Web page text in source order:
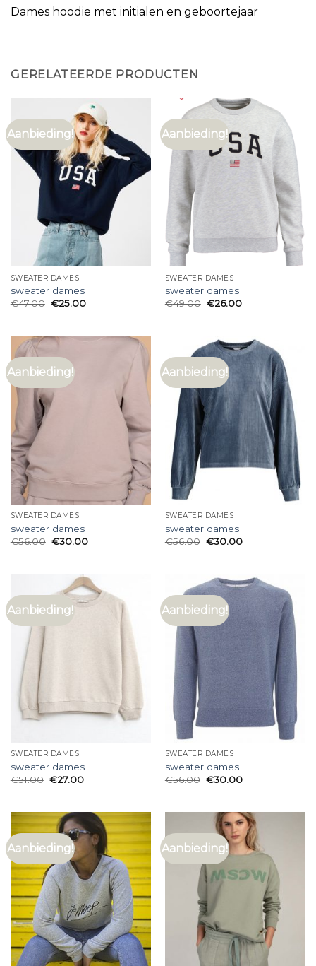
Dames hoodie met initialen en geboortejaar
GERELATEERDE PRODUCTEN
Aanbieding!
SWEATER DAMES
sweater dames
€47.00 €25.00
Aanbieding!
SWEATER DAMES
sweater dames
€49.00 €26.00
Aanbieding!
SWEATER DAMES
sweater dames
€56.00 €30.00
Aanbieding!
SWEATER DAMES
sweater dames
€56.00 €30.00
Aanbieding!
SWEATER DAMES
sweater dames
€51.00 €27.00
Aanbieding!
SWEATER DAMES
sweater dames
€56.00 €30.00
Aanbieding! Aanbieding!